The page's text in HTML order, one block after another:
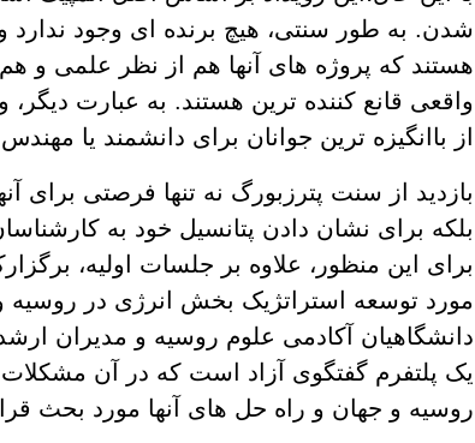
هستند که پروژه های آنها هم از نظر علمی و هم
واقعی قانع کننده ترین هستند. به عبارت
از باانگیزه ترین جوانان برای دانشمند یا
بازدید از سنت پترزبورگ نه تنها فرصتی برای
بلکه برای نشان دادن پتانسیل خود به
برای این منظور، علاوه بر جلسات اولیه،
مورد توسعه استراتژیک بخش انرژی در
دانشگاهیان آکادمی علوم روسیه و مدیران
یک پلتفرم گفتگوی آزاد است که در آن
روسیه و جهان و راه حل های آنها مورد بحث